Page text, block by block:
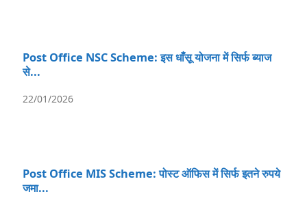
Post Office NSC Scheme: इस धाँसू योजना में सिर्फ ब्याज
से...
22/01/2026
Post Office MIS Scheme: पोस्ट ऑफिस में सिर्फ इतने रुपये
जमा...